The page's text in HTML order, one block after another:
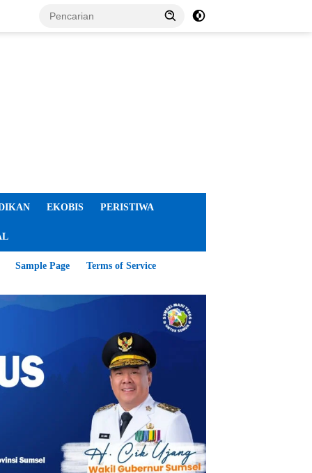
EKOBIS PERISTIWA
Sample Page Terms of Service